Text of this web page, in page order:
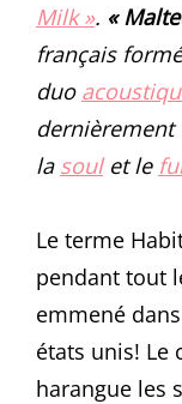
Milk ». «
français
duo
dernièrement
la soulet le
Le terme
pendant tout
emmené
états unis! Le
harangue les